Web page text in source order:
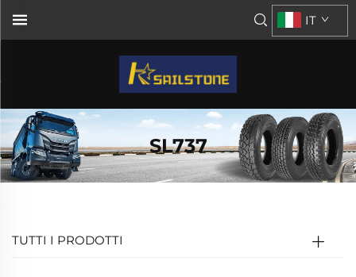
IT
SL737
TUTTI I PRODOTTI